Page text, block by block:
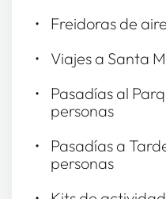
Freidoras de aire
Viajes a Santa
Pasadías al
personas
Pasadías a
personas